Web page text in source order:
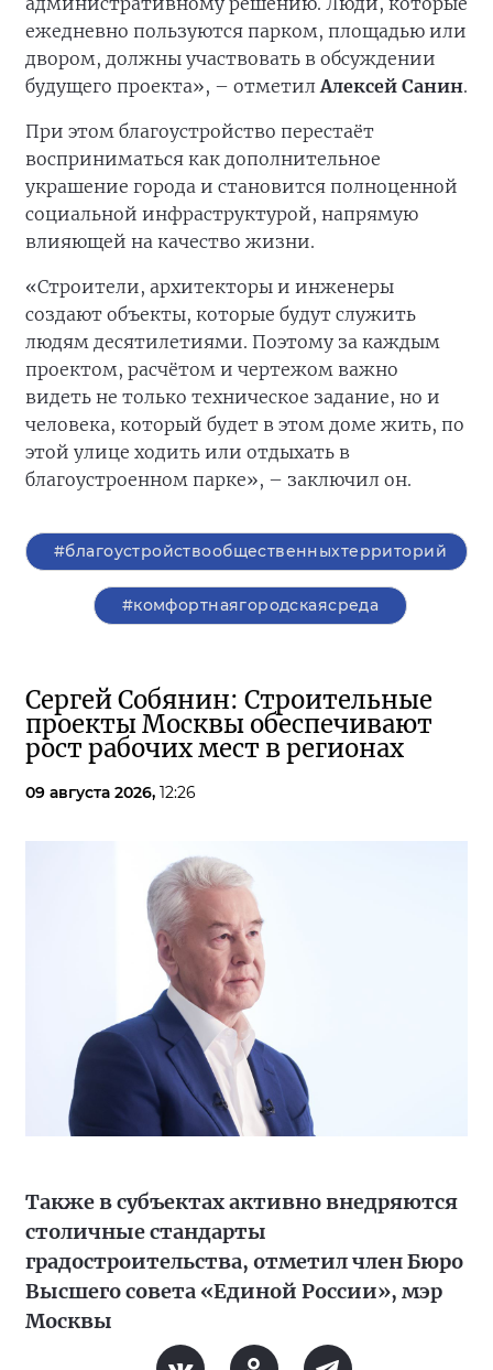
ежедневно пользуются парком, площадью или
двором, должны участвовать в обсуждении
будущего проекта», – отметилАлексей Санин.
При этом благоустройство перестаёт
восприниматься как дополнительное
украшение города и становится полноценной
социальной инфраструктурой, напрямую
влияющей на качество жизни.
«Строители, архитекторы и инженеры
создают объекты, которые будут служить
людям десятилетиями. Поэтому за каждым
проектом, расчётом и чертежом важно
видеть не только техническое задание, но и
человека, который будет в этом доме жить, по
этой улице ходить или отдыхать в
благоустроенном парке», – заключил он.
#благоустройствообщественныхтерриторий
#комфортнаягородскаясреда
Сергей Собянин: Строительные
проекты Москвы обеспечивают
рост рабочих мест в регионах
09 августа 2026, 12:26
Также в субъектах активно внедряются
столичные стандарты
градостроительства, отметил член Бюро
Высшего совета «Единой России», мэр
Москвы